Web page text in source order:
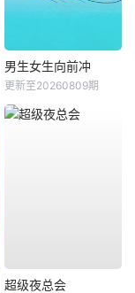
男生女生向前冲
更新至20260809期
超级夜总会